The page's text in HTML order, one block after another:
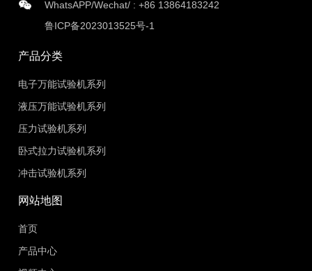
WhatsAPP/Wechat/ :+86 13864183242
鲁ICP备2023013525号-1
产品分类
电子万能试验机系列
液压万能试验机系列
压力试验机系列
卧式拉力试验机系列
冲击试验机系列
网站地图
首页
产品中心